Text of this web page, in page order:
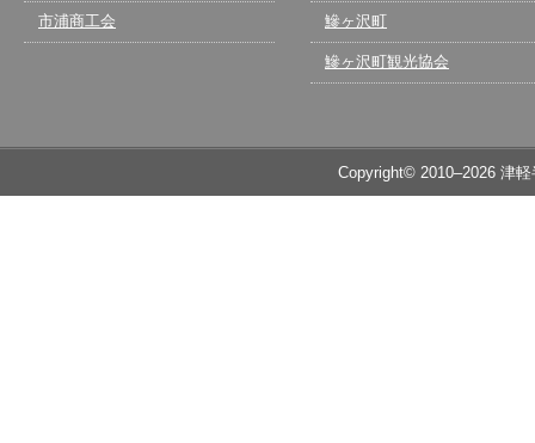
市浦商工会 鰺ヶ沢町
鰺ヶ沢町観光協会
Copyright© 2010–2026 津